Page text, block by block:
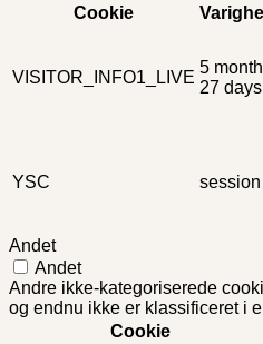
Cookie
VISITOR_INFO1_LIVE
5
27 days
YSC session
Andet
Andet
Andre ikke-kategoriserede
og endnu ikke er klassificeret i
Cookie